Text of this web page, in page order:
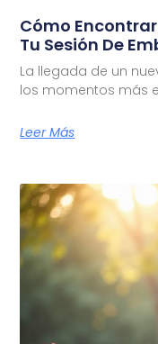
Cómo
Tu Sesión De
La llegada de un
los momentos más
Leer Más